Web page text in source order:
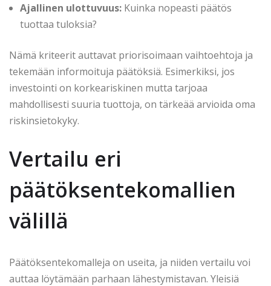
Ajallinen ulottuvuus: Kuinka nopeasti päätös
tuottaa tuloksia?
Nämä kriteerit auttavat priorisoimaan vaihtoehtoja ja
tekemään informoituja päätöksiä. Esimerkiksi, jos
investointi on korkeariskinen mutta tarjoaa
mahdollisesti suuria tuottoja, on tärkeää arvioida oma
riskinsietokyky.
Vertailu eri
päätöksentekomallien
välillä
Päätöksentekomalleja on useita, ja niiden vertailu voi
auttaa löytämään parhaan lähestymistavan. Yleisiä